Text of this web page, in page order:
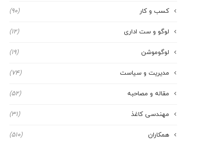
کسب و کار (90)
لوگو و ست اداری (12)
لوگوموشن (19)
مدیریت و سیاست (74)
مقاله و مصاحبه (52)
مهندسی کاغذ (31)
همکاران (510)